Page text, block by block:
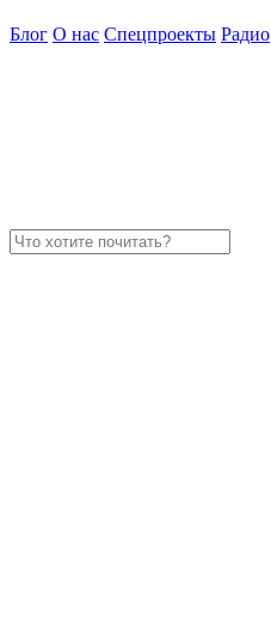
Блог О нас Спецпроекты Радио